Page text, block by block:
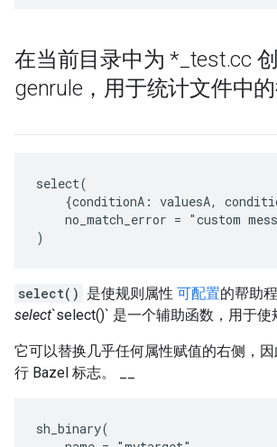
在当前目录中为 * test.cc
genrule，用于统计文件中的
select(
{conditionA: valuesA,
no_match_error = "custom
select() 是使规则属性 可配置的帮助
select`select()` 是一个辅助函数，用于使
它可以替换几乎任何属性赋值的右侧，
行 Bazel 标志。 __
sh_binary(